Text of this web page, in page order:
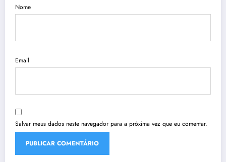
Nome
Email
Salvar meus dados neste navegador para a próxima vez que eu comentar.